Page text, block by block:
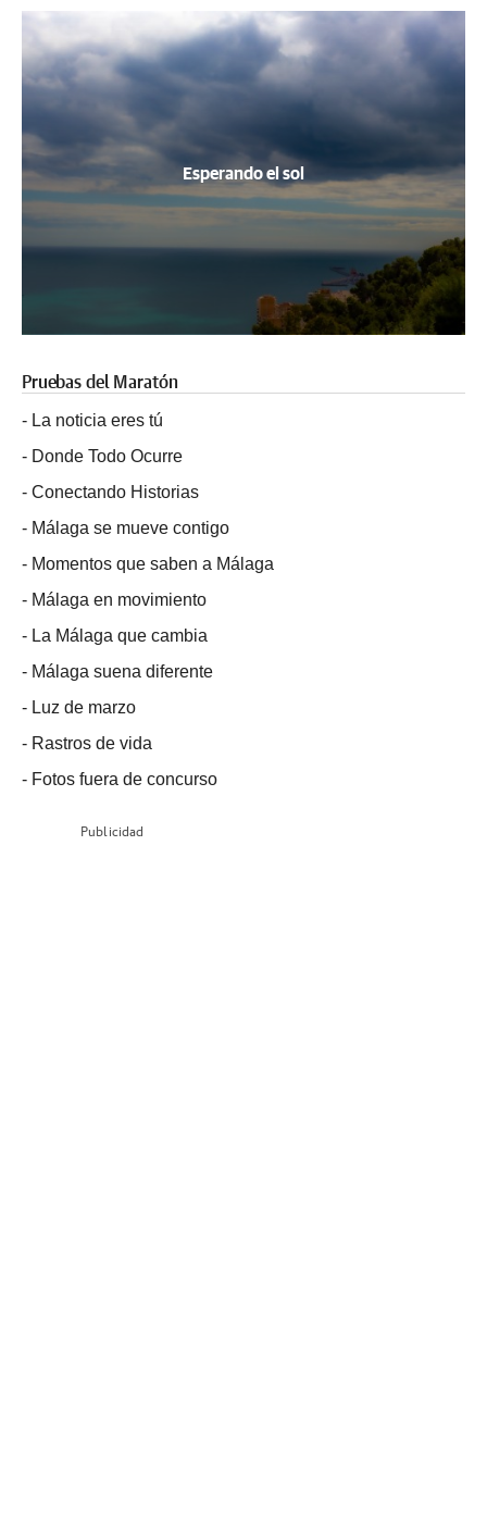
Esperando el sol
Pruebas del Maratón
- La noticia eres tú
- Donde Todo Ocurre
- Conectando Historias
- Málaga se mueve contigo
- Momentos que saben a Málaga
- Málaga en movimiento
- La Málaga que cambia
- Málaga suena diferente
- Luz de marzo
- Rastros de vida
- Fotos fuera de concurso
Publicidad